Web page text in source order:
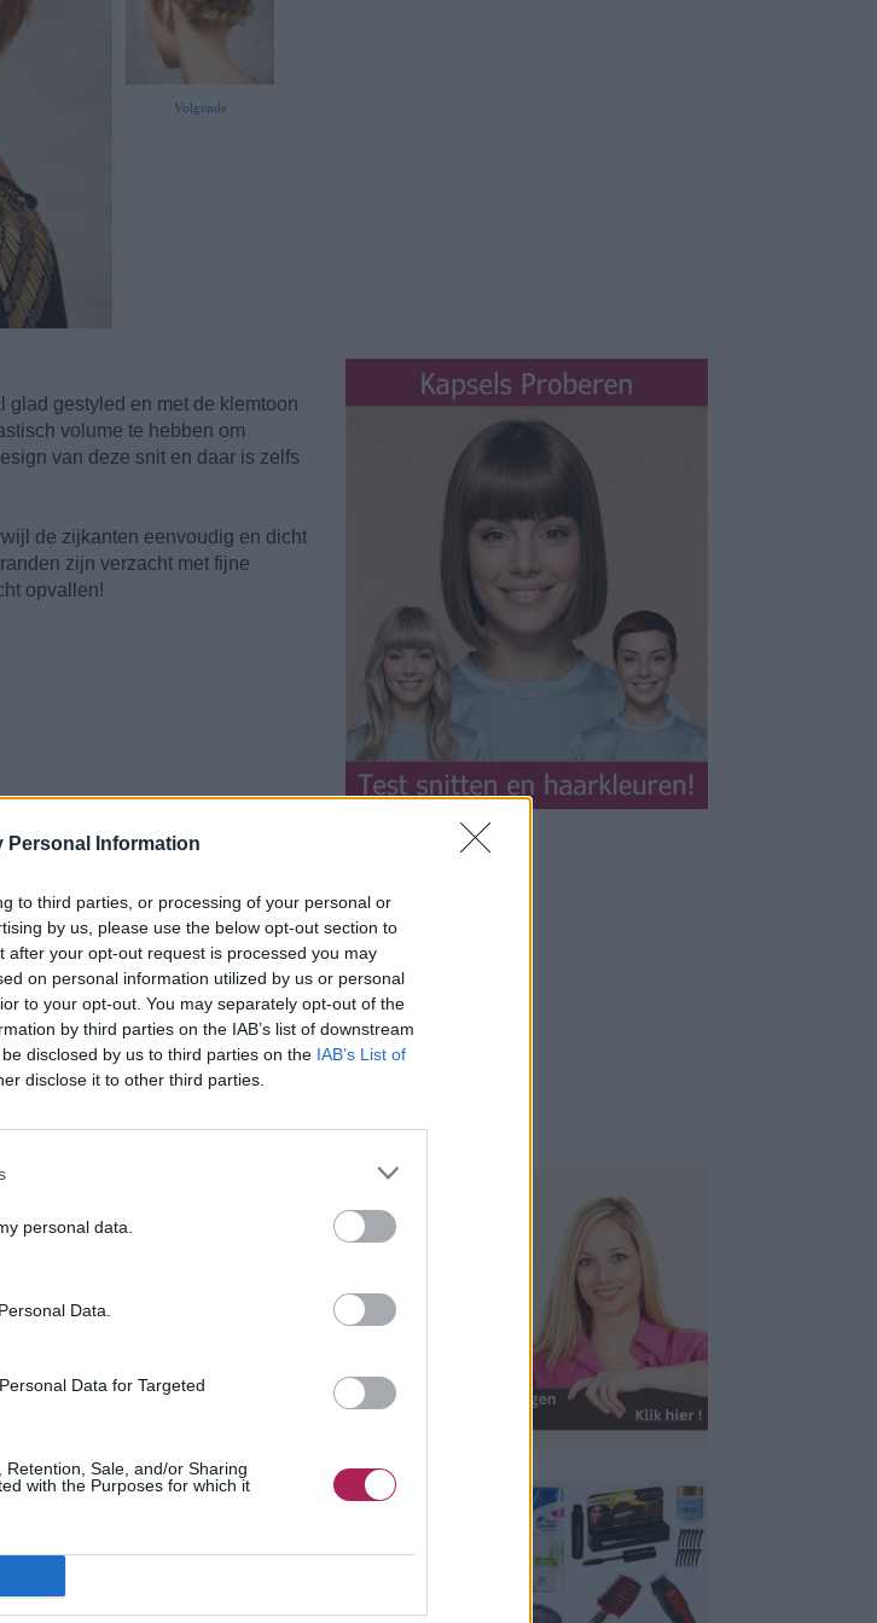
Personal Information
to third parties, or processing of your personal or
by us, please use the below opt-out section to
after your opt-out request is processed you may
on personal information utilized by us or personal
to your opt-out. You may separately opt-out of the
by third parties on the IAB’s list of downstream
disclosed by us to third parties on the IAB’s List of
disclose it to other third parties.
personal data.
Data.
Data for Targeted
Sale, and/or Sharing
with the Purposes for which it
Volgende
glad gestyled en met de klemtoon
volume te hebben om
van deze snit en daar is zelfs
de zijkanten eenvoudig en dicht
zijn verzacht met fijne
opvallen!